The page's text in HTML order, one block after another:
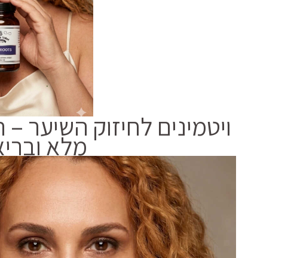
ויטמינים לחיזוק
מלא